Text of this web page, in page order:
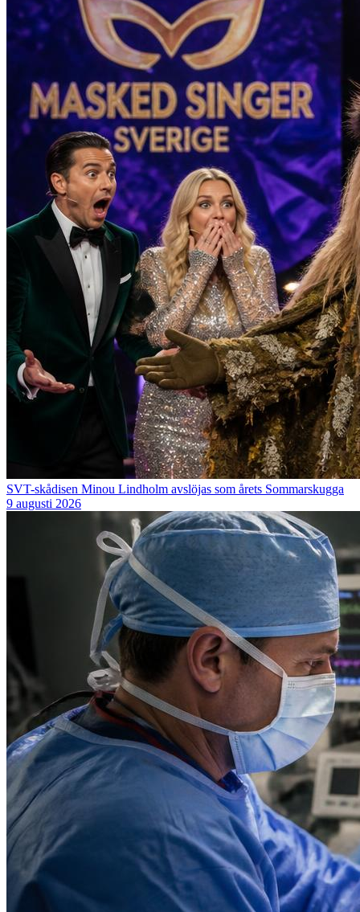
SVT-skådisen Minou Lindholm avslöjas som årets Sommarskugga
9 augusti 2026